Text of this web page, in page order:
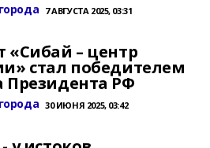
7 АВГУСТА 2025, 03:31
«Сибай – центр
стал победителем
Президента РФ
30 ИЮНЯ 2025, 03:42